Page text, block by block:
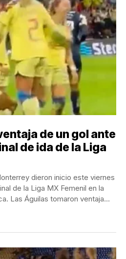
de un gol ante
de ida de la Liga
dieron inicio este viernes
de la Liga MX Femenil en la
Las Águilas tomaron ventaja...